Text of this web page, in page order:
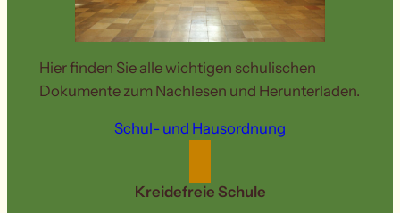
Hier finden Sie alle wichtigen schulischen
Dokumente zum Nachlesen und Herunterladen.
Schul- und Hausordnung
Kreidefreie Schule